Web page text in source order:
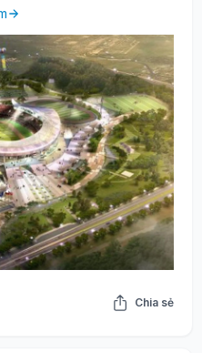
Chia sẻ